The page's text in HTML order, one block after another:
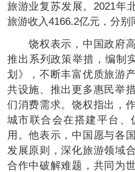
旅游业复苏发展。2021年
旅游收入4166.2亿元，分别
饶权表示，中国政府高
推出系列政策举措，编制
划》，不断丰富优质旅游
共设施、推出更多惠民举
们消费需求。饶权指出，
城市联合会在搭建平台
用。他表示，中国愿与各
发展原则，深化旅游领域
合作中破解难题，共同为